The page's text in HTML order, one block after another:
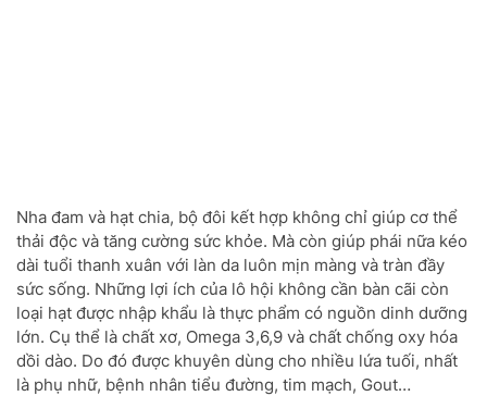
Nha đam và hạt chia, bộ đôi kết hợp không chỉ giúp cơ thể
thải độc và tăng cường sức khỏe. Mà còn giúp phái nữa kéo
dài tuổi thanh xuân với làn da luôn mịn màng và tràn đầy
sức sống. Những lợi ích của lô hội không cần bàn cãi còn
loại hạt được nhập khẩu là thực phẩm có nguồn dinh dưỡng
lớn. Cụ thể là chất xơ, Omega 3,6,9 và chất chống oxy hóa
dồi dào. Do đó được khuyên dùng cho nhiều lứa tuối, nhất
là phụ nhữ, bệnh nhân tiểu đường, tim mạch, Gout…